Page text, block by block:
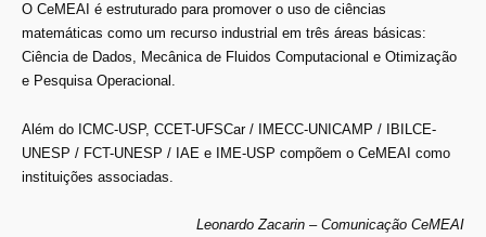
O CeMEAI é estruturado para promover o uso de ciências
matemáticas como um recurso industrial em três áreas básicas:
Ciência de Dados, Mecânica de Fluidos Computacional e Otimização
e Pesquisa Operacional.
Além do ICMC-USP, CCET-UFSCar / IMECC-UNICAMP / IBILCE-
UNESP / FCT-UNESP / IAE e IME-USP compõem o CeMEAI como
instituições associadas.
Leonardo Zacarin – Comunicação CeMEAI